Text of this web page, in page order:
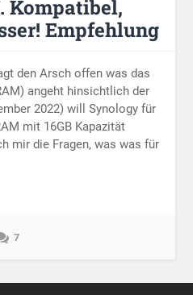
Kompatibel,
Empfehlung
den Arsch offen was das
angeht hinsichtlich der
2022) will Synology für
mit 16GB Kapazität
mir die Fragen, was was für
7